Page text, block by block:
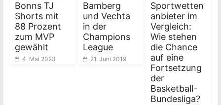
Bonns TJ
Shorts mit
88 Prozent
zum MVP
gewählt
4. Mai 2023
Bamberg
und Vechta
in der
Champions
League
21. Juni 2019
Sportwetten
anbieter im
Vergleich:
Wie stehen
die Chance
auf eine
Fortsetzung
der
Basketball-
Bundesliga?